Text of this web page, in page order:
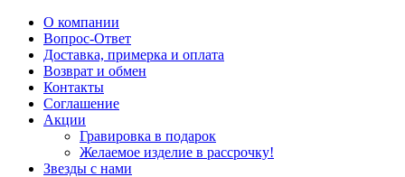
О компании
Вопрос-Ответ
Доставка, примерка и оплата
Возврат и обмен
Контакты
Соглашение
Акции
Гравировка в подарок
Желаемое изделие в рассрочку!
Звезды с нами